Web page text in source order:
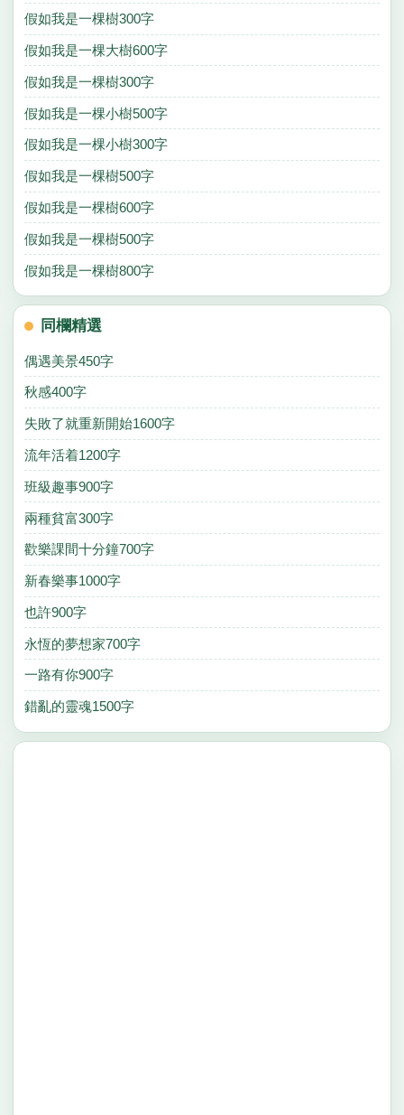
假如我是一棵樹300字
假如我是一棵大樹600字
假如我是一棵樹300字
假如我是一棵小樹500字
假如我是一棵小樹300字
假如我是一棵樹500字
假如我是一棵樹600字
假如我是一棵樹500字
假如我是一棵樹800字
同欄精選
偶遇美景450字
秋感400字
失敗了就重新開始1600字
流年活着1200字
班級趣事900字
兩種貧富300字
歡樂課間十分鐘700字
新春樂事1000字
也許900字
永恆的夢想家700字
一路有你900字
錯亂的靈魂1500字